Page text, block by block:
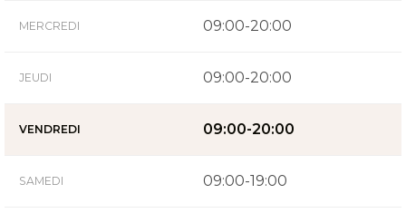
MERCREDI 09:00-20:00
JEUDI 09:00-20:00
VENDREDI 09:00-20:00
SAMEDI 09:00-19:00